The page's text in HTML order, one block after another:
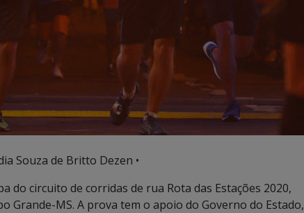
Souza de Britto Dezen •
do circuito de corridas de rua Rota das Estações 2020,
Grande-MS. A prova tem o apoio do Governo do Estado,